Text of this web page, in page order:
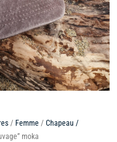
/ Femme / Chapeau /
moka